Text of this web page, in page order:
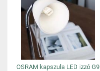
OSRAM kapszula LED izzó G9